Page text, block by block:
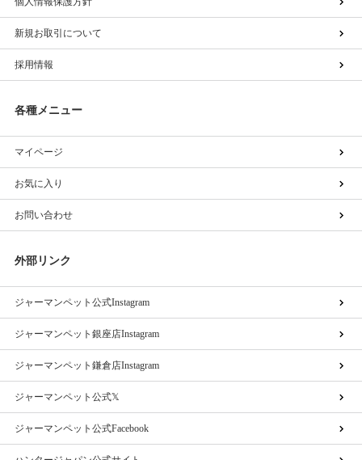
新規お取引について
採用情報
各種メニュー
マイページ
お気に入り
お問い合わせ
外部リンク
ジャーマンペット公式Instagram
ジャーマンペット銀座店Instagram
ジャーマンペット鎌倉店Instagram
ジャーマンペット公式𝕏
ジャーマンペット公式Facebook